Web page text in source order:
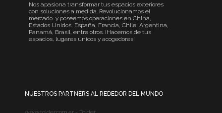
Nos apasiona transformar tus espacios exteriores
con soluciones a medida. Revolucionamos el
mercado y poseemos operaciones en China,
Estados Unidos, España, Francia, Chile, Argentina,
Panamá, Brasil, entre otros. ¡Hacemos de tus
espacios, lugares únicos y acogedores!
NUESTROS PARTNERS AL REDEDOR DEL MUNDO